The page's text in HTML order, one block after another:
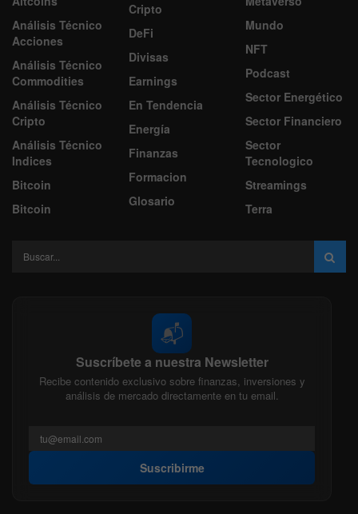
Análisis Técnico
Acciones
Análisis Técnico
Commodities
Análisis Técnico
Cripto
Análisis Técnico
Indices
Bitcoin
Bitcoin
Cripto
DeFi
Divisas
Earnings
En Tendencia
Energía
Finanzas
Formacion
Glosario
Mundo
NFT
Podcast
Sector Energético
Sector Financiero
Sector
Tecnologico
Streamings
Terra
📬
Suscríbete a nuestra Newsletter
Recibe contenido exclusivo sobre finanzas, inversiones y
análisis de mercado directamente en tu email.
Suscribirme